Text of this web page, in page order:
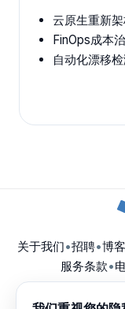
云原生重新
FinOps成本
自动化漂移
关于我们•招聘•博客
服务条款•